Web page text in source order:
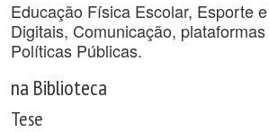
Educação Física Escolar, Esporte
Digitais, Comunicação,
Políticas Públicas.
na Biblioteca
Tese